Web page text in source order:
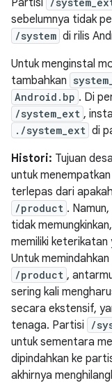
sebelumnya tidak
/system di rilis
Untuk menginstal
tambahkan
Android.bp . Di
/system_ext ,
./system_ext di
Histori: Tujuan
untuk
terlepas dari
/product .
tidak
memiliki
Untuk
/product ,
sering kali
secara ekstensif,
tenaga. Partisi
/
untuk sementara
dipindahkan ke
akhirnya